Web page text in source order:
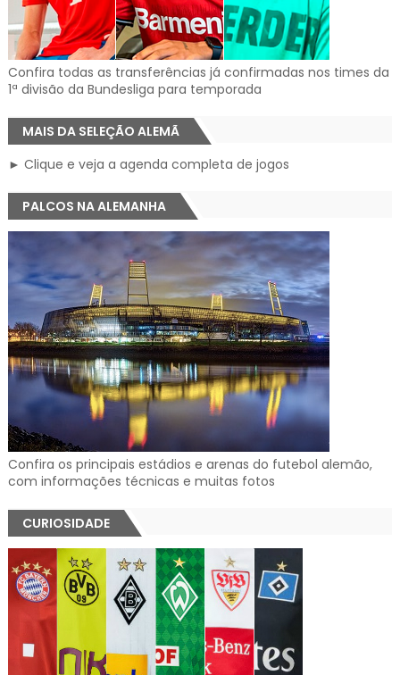
Confira todas as transferências já confirmadas nos times da
1ª divisão da Bundesliga para temporada
MAIS DA SELEÇÃO ALEMÃ
► Clique e veja a agenda completa de jogos
PALCOS NA ALEMANHA
Confira os principais estádios e arenas do futebol alemão,
com informações técnicas e muitas fotos
CURIOSIDADE